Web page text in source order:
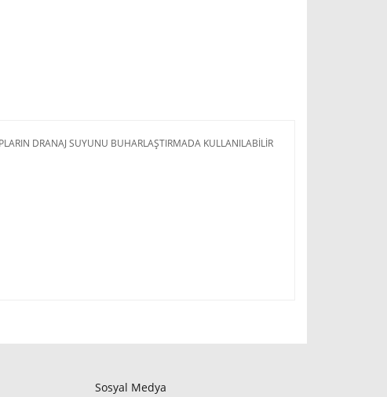
DRANAJ SUYUNU BUHARLAŞTIRMADA KULLANILABİLİR
Sosyal Medya